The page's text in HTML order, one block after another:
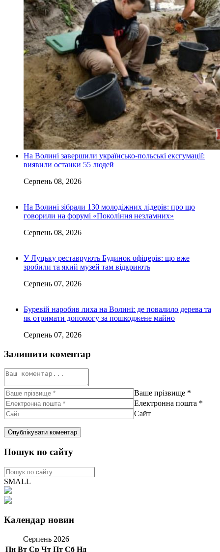
На Волині завершили українсько-польські ексгумації:
виявили останки 55 людей
Серпень 08, 2026
На Волині зібрали 130 молодіжних лідерів: про що
говорили на форумі «Покоління незламних»
Серпень 08, 2026
У Луцьку реставрують Будинок офіцерів: що вже
зробили та який музей там відкриють
Серпень 07, 2026
Буревій наробив лиха на Волині: де повалило дерева та
як отримати допомогу за пошкоджене майно
Серпень 07, 2026
Залишити коментар
Ваше прізвище *
Електронна пошта *
Сайт
Пошук по сайту
SMALL
Календар новин
Серпень 2026
Пн Вт Ср Чт Пт Сб Нд